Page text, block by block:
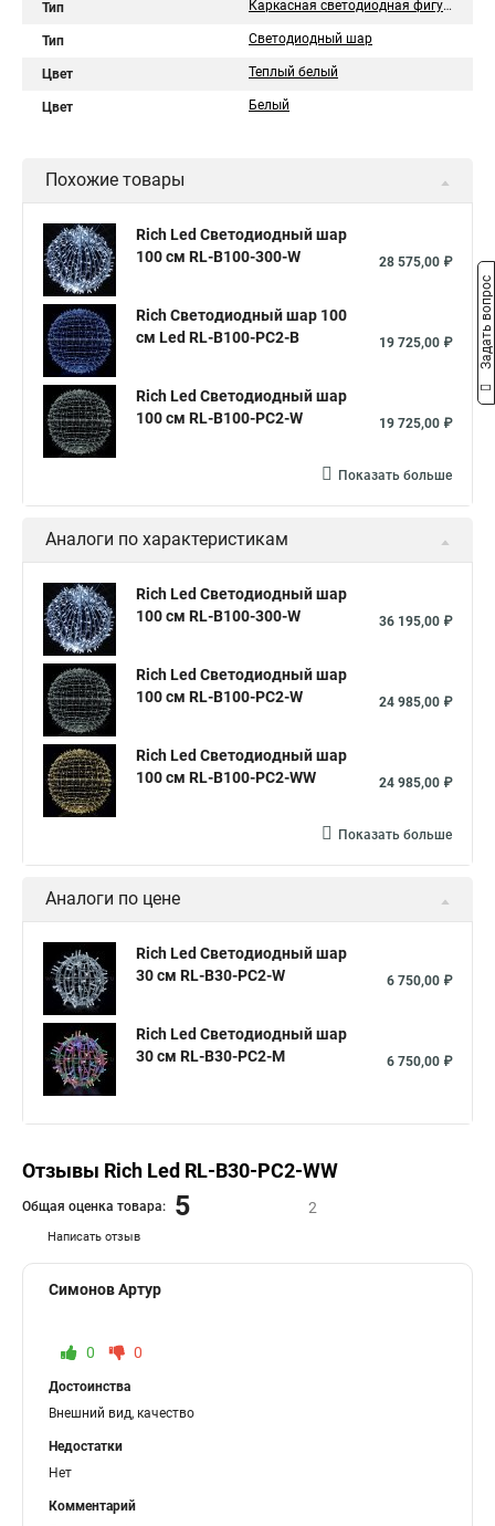
Тип Каркасная светодиодная фигура
Тип Светодиодный шар
Цвет Теплый белый
Цвет Белый
Похожие товары
Rich Led Светодиодный шар
100 см RL-B100-300-W
28 575,00 ₽
Rich Светодиодный шар 100
см Led RL-B100-PC2-B
19 725,00 ₽
Rich Led Светодиодный шар
100 см RL-B100-PC2-W
19 725,00 ₽
Показать больше
Аналоги по характеристикам
Rich Led Светодиодный шар
100 см RL-B100-300-W
36 195,00 ₽
Rich Led Светодиодный шар
100 см RL-B100-PC2-W
24 985,00 ₽
Rich Led Светодиодный шар
100 см RL-B100-PC2-WW
24 985,00 ₽
Показать больше
Аналоги по цене
Rich Led Светодиодный шар
30 см RL-B30-PC2-W
6 750,00 ₽
Rich Led Светодиодный шар
30 см RL-B30-PC2-M
6 750,00 ₽
Отзывы Rich Led RL-B30-PC2-WW
Написать отзыв
Общая оценка товара: 5 2
Симонов Артур
0 0
Достоинства
Внешний вид, качество
Недостатки
Нет
Комментарий
Задать вопрос